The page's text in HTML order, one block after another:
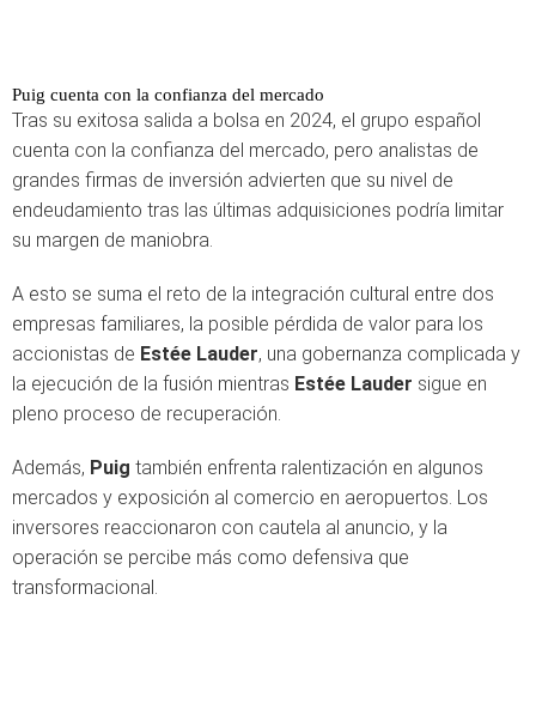
Puig cuenta con la confianza del mercado
Tras su exitosa salida a bolsa en 2024, el grupo español
cuenta con la confianza del mercado, pero analistas de
grandes firmas de inversión advierten que su nivel de
endeudamiento tras las últimas adquisiciones podría limitar
su margen de maniobra.
A esto se suma el reto de la integración cultural entre dos
empresas familiares, la posible pérdida de valor para los
accionistas de Estée Lauder, una gobernanza complicada y
la ejecución de la fusión mientras Estée Lauder sigue en
pleno proceso de recuperación.
Además, Puig también enfrenta ralentización en algunos
mercados y exposición al comercio en aeropuertos. Los
inversores reaccionaron con cautela al anuncio, y la
operación se percibe más como defensiva que
transformacional.